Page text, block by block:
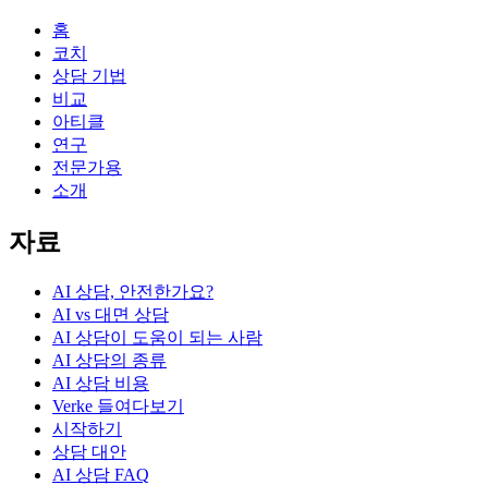
홈
코치
상담 기법
비교
아티클
연구
전문가용
소개
자료
AI 상담, 안전한가요?
AI vs 대면 상담
AI 상담이 도움이 되는 사람
AI 상담의 종류
AI 상담 비용
Verke 들여다보기
시작하기
상담 대안
AI 상담 FAQ